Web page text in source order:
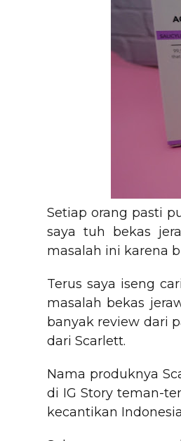
Setiap orang pasti
saya tuh bekas
masalah ini karena
Terus saya iseng
masalah bekas
banyak review dari
dari Scarlett.
Nama produknya
di IG Story teman-
kecantikan